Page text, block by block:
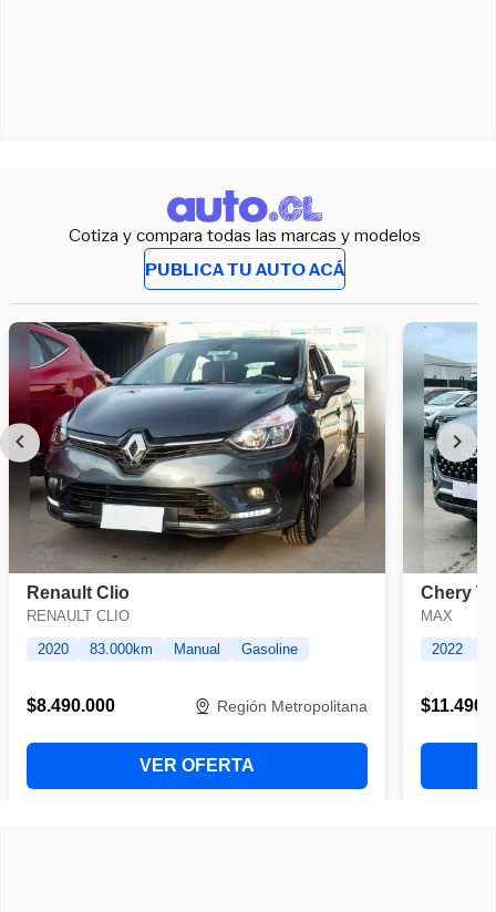
Cotiza y compara todas las marcas y modelos
PUBLICA TU AUTO ACÁ